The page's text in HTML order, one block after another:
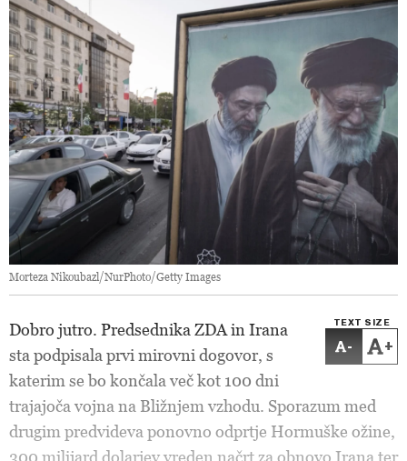
Morteza Nikoubazl/NurPhoto/Getty Images
TEXT SIZE
- +
Dobro jutro. Predsednika ZDA in Irana
sta podpisala prvi mirovni dogovor, s
katerim se bo končala več kot 100 dni
trajajoča vojna na Bližnjem vzhodu. Sporazum med
drugim predvideva ponovno odprtje Hormuške ožine,
300 milijard dolarjev vreden načrt za obnovo Irana ter